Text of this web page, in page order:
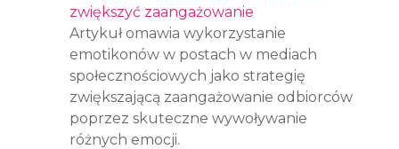
zwiększyć zaangażowanie
Artykuł omawia wykorzystanie
emotikonów w postach w mediach
społecznościowych jako strategię
zwiększającą zaangażowanie odbiorców
poprzez skuteczne wywoływanie
różnych emocji.